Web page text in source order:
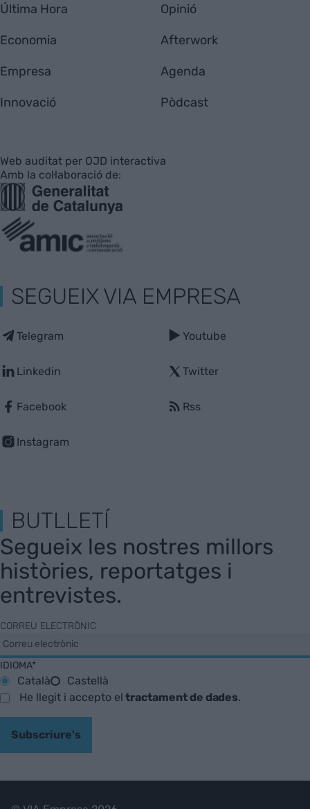
Última Hora
Economia
Empresa
Innovació
Opinió
Afterwork
Agenda
Pòdcast
Web auditat per OJD interactiva
Amb la col·laboració de:
SEGUEIX VIA EMPRESA
Telegram
Linkedin
Facebook
Instagram
Youtube
Twitter
Rss
BUTLLETÍ
Segueix les nostres millors
històries, reportatges i
entrevistes.
CORREU ELECTRÒNIC
IDIOMA*
Català
Castellà
He llegit i accepto eltractament de dades.
Subscriure's